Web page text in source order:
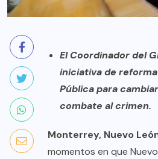
El Coordinador del
iniciativa de
Pública para
combate al crimen.
Monterrey, Nuevo
momentos en que